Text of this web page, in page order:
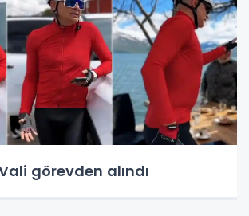
görevden alındı